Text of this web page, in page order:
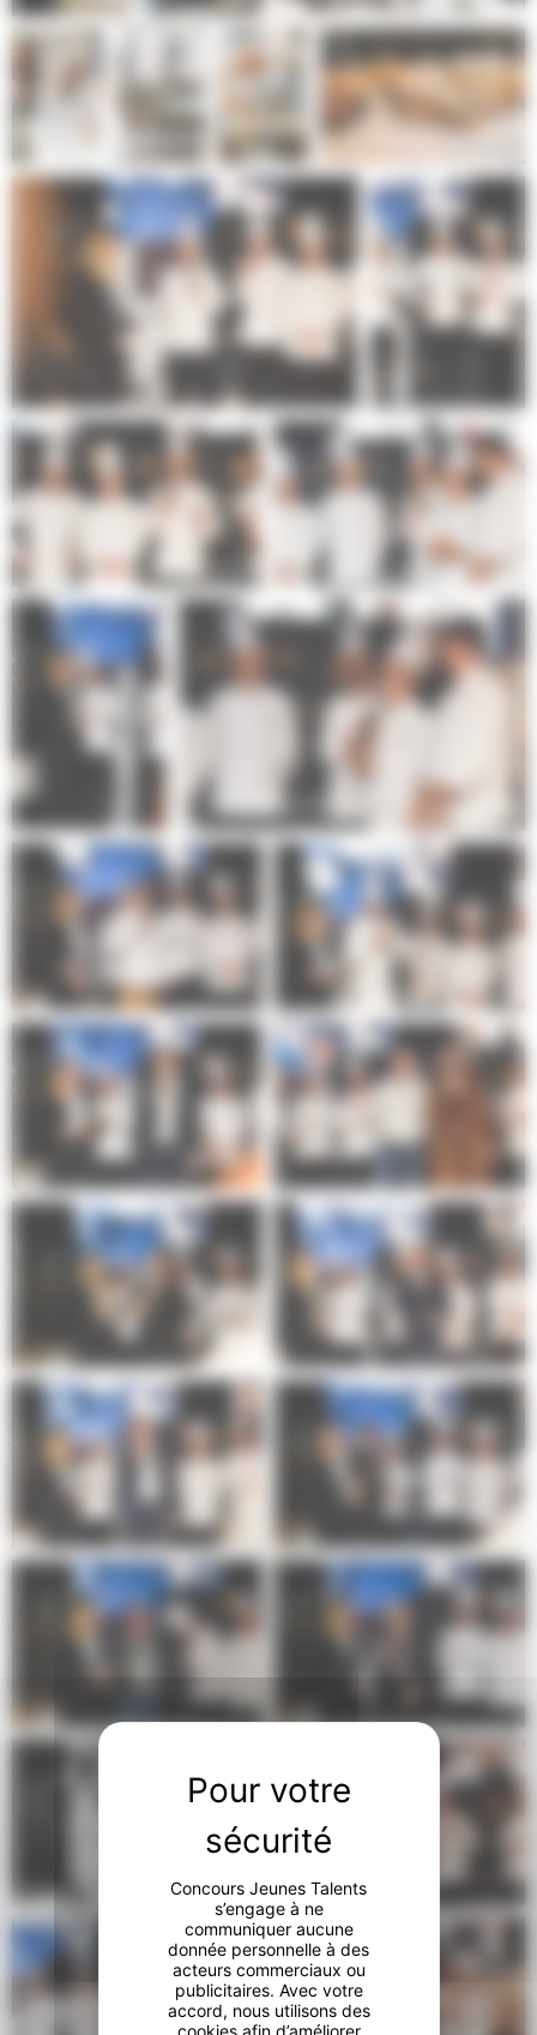
Concours Jeunes Talents
s’engage à ne
communiquer aucune
donnée personnelle à des
acteurs commerciaux ou
publicitaires. Avec votre
accord, nous utilisons des
cookies afin d’améliorer